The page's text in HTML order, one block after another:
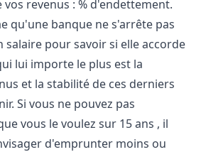
vos revenus : % d'endettement.
qu'une banque ne s'arrête pas
pour savoir si elle accorde
lui importe le plus est la
et la stabilité de ces derniers
Si vous ne pouvez pas
vous le voulez sur 15 ans , il
d'emprunter moins ou